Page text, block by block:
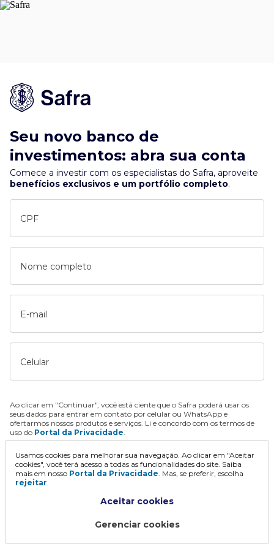
Seu novo banco de
investimentos: abra sua conta
Comece a investir com os especialistas do Safra, aproveite
benefícios exclusivos e um portfólio completo.
CPF
Nome completo
E-mail
Celular
Ao clicar em "Continuar", você está ciente que o Safra poderá usar os
seus dados para entrar em contato por celular ou WhatsApp e
ofertarmos nossos produtos e serviços. Li e concordo com os termos de
uso do Portal da Privacidade.
Continuar
Usamos cookies para melhorar sua navegação. Ao clicar em "Aceitar
cookies", você terá acesso a todas as funcionalidades do site. Saiba
mais em nosso Portal da Privacidade. Mas, se preferir, escolha
rejeitar.
Aceitar cookies
Gerenciar cookies